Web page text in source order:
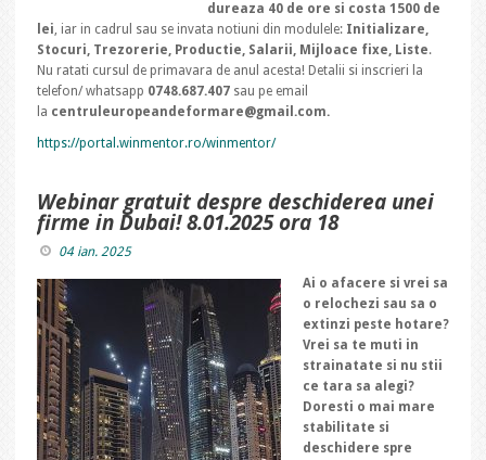
dureaza 40 de ore si costa 1500 de
lei, iar in cadrul sau se invata notiuni din modulele: Initializare,
Stocuri, Trezorerie, Productie, Salarii, Mijloace fixe, Liste.
Nu ratati cursul de primavara de anul acesta! Detalii si inscrieri la
telefon/ whatsapp 0748.687.407 sau pe email
la centruleuropeandeformare@gmail.com.
https://portal.winmentor.ro/winmentor/
Webinar gratuit despre deschiderea unei
firme in Dubai! 8.01.2025 ora 18
04 ian. 2025
Ai o afacere si vrei sa
o relochezi sau sa o
extinzi peste hotare?
Vrei sa te muti in
strainatate si nu stii
ce tara sa alegi?
Doresti o mai mare
stabilitate si
deschidere spre